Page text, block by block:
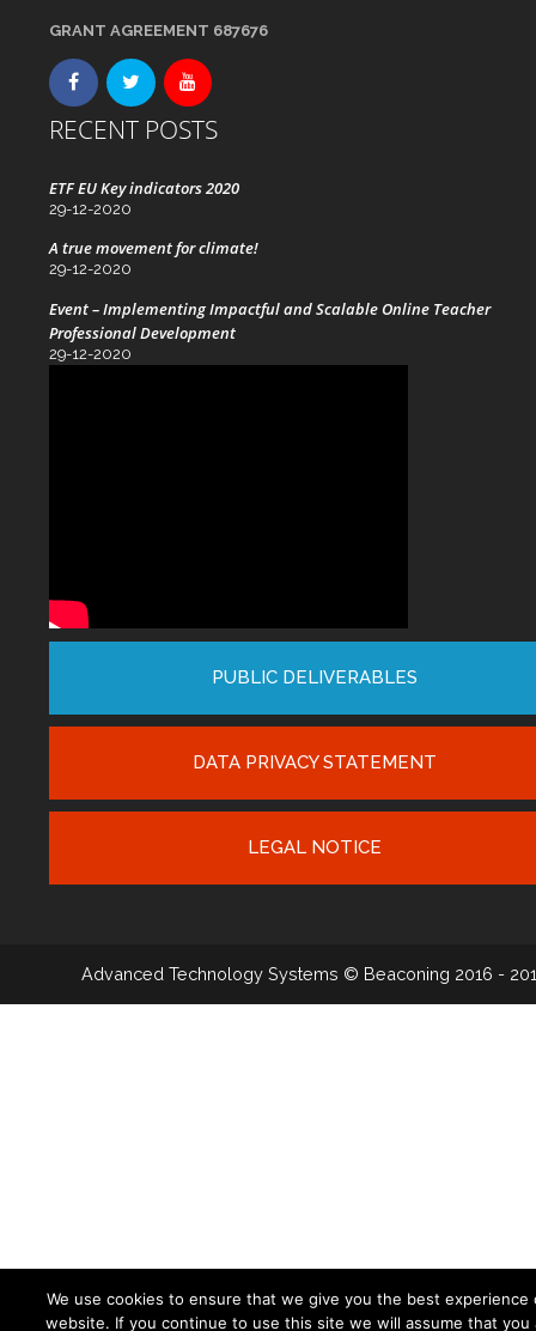
GRANT AGREEMENT 687676
RECENT POSTS
ETF EU Key indicators 2020
29-12-2020
A true movement for climate!
29-12-2020
Event – Implementing Impactful and Scalable Online Teacher
Professional Development
29-12-2020
PUBLIC DELIVERABLES
DATA PRIVACY STATEMENT
LEGAL NOTICE
Advanced Technology Systems © Beaconing 2016 -
We use cookies to ensure that we give you the best experience
website. If you continue to use this site we will assume that you